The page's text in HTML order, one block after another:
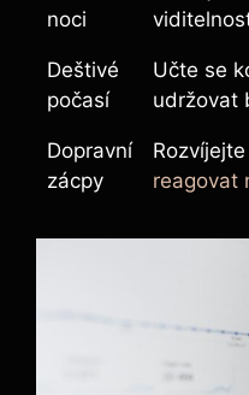
noci
Deštivé
počasí
Učte se
udržovat
Dopravní
zácpy
reagovat